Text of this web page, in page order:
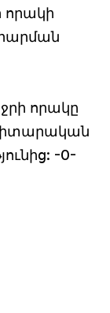
որակի
որակը
-0-